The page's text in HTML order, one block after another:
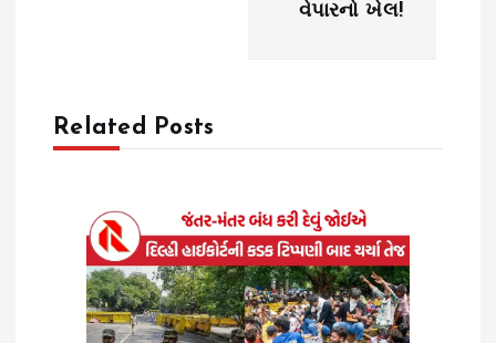
g
વેપારનો ખેલ!
Related Posts